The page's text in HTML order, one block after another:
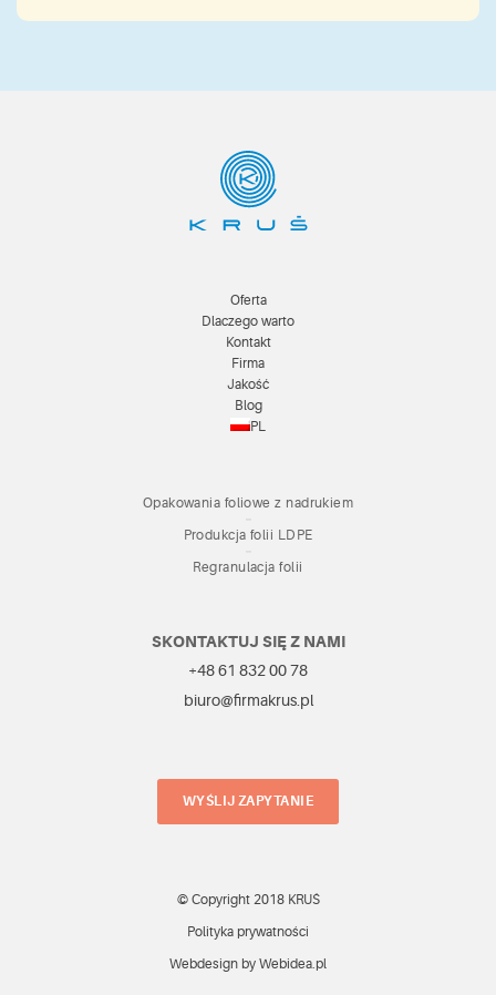
Oferta
Dlaczego warto
Kontakt
Firma
Jakość
Blog
PL
Opakowania foliowe z nadrukiem
Produkcja folii LDPE
Regranulacja folii
SKONTAKTUJ SIĘ Z NAMI
+48 61 832 00 78
biuro@firmakrus.pl
WYŚLIJ ZAPYTANIE
© Copyright 2018 KRUŚ
Polityka prywatności
Webdesign by Webidea.pl